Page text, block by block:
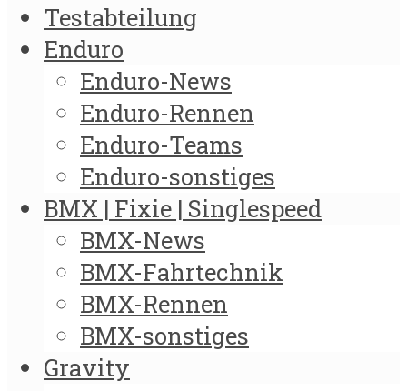
Testabteilung
Enduro
Enduro-News
Enduro-Rennen
Enduro-Teams
Enduro-sonstiges
BMX | Fixie | Singlespeed
BMX-News
BMX-Fahrtechnik
BMX-Rennen
BMX-sonstiges
Gravity